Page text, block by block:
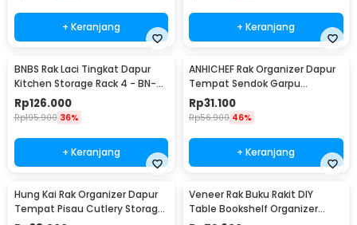
+ Keranjang + Keranjang
BNBS Rak Laci Tingkat Dapur
Kitchen Storage Rack 4 - BN-
2713 / BN-2714
Rp126.000
Rp195.900 36%
+ Keranjang
ANHICHEF Rak Organizer Dapur
Tempat Sendok Garpu
Tableware Storage Box - PP23
Rp31.100
Rp56.900 46%
+ Keranjang
Hung Kai Rak Organizer Dapur
Tempat Pisau Cutlery Storage
Veneer Rak Buku Rakit DIY
Table Bookshelf Organizer